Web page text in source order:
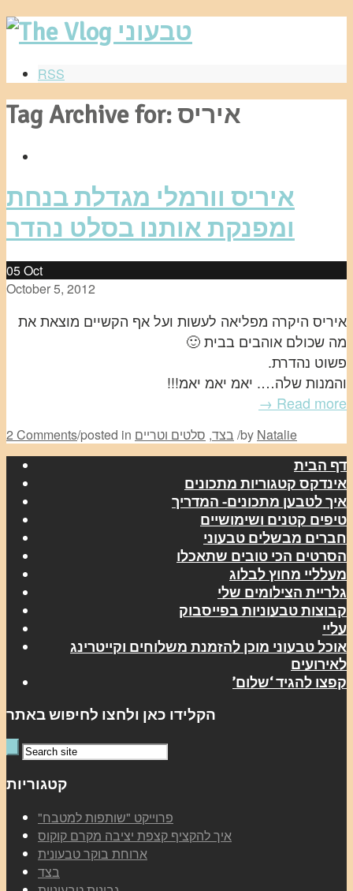
RSS
Tag Archive for: איריס
איריס וורמלי מגדלת בנחת
ומפנקת אותנו בסלט נהדר
05Oct
October 5, 2012
איריס היקרה מפליאה לעשות ועל אף הקשיים מוצאת את
מה שכולם אוהבים בבית 🙂
פשוט נהדרת.
והמנות שלה…. יאמ יאמ יאמ!!!
Read more →
2 Comments/posted in בצד, סלטים וטריים /by Natalie
דף הבית
אינדקס קטגוריות מתכונים
איך לטבען מתכונים- המדריך
טיפים קטנים ושימושיים
חברים מבשלים טבעוני
הסרטים הכי טובים שתאכלו
מעלליי מחוץ לבלוג
גלריית הצילומים שלי
קבוצות טבעוניות בפייסבוק
עליי
אוכל טבעוני מוכן להזמנת משלוחים וקייטרינג
לאירועים
קפצו להגיד ‘שלום’
הקלידו כאן ולחצו לחיפוש באתר
קטגוריות
"פרוייקט "שותפות למטבח
איך להקציף קצפת יציבה מקרם קוקוס
ארוחת בוקר טבעונית
בצד